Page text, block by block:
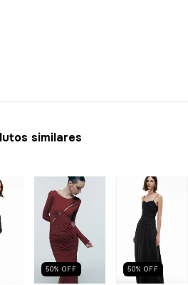
similares
50% OFF 50%OFF